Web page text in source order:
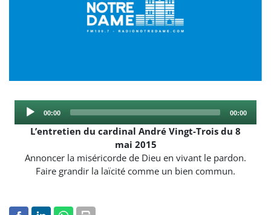
Player
Current
00:00
Total
00:00
L’entretien du cardinal André Vingt-Trois du 8
mai 2015
Annoncer la miséricorde de Dieu en vivant le pardon.
Faire grandir la laïcité comme un bien commun.